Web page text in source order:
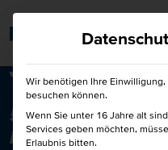
50€ für Dich
Freund!
Wir benötigen Ihre
besuchen können.
Wenn Sie unter 16 Jahre alt
Services geben möchten,
Erlaubnis bitten.